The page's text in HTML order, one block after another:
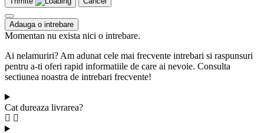
Adauga o intrebare
Momentan nu exista nici o intrebare.
Ai nelamuriri? Am adunat cele mai frecvente intrebari si raspunsuri
pentru a-ti oferi rapid informatiile de care ai nevoie. Consulta
sectiunea noastra de intrebari frecvente!
Cat dureaza livrarea?